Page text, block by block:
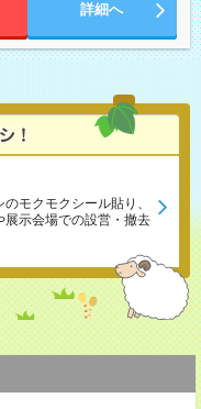
詳細へ
モクモクシール貼り、
展示会場での設営・撤去